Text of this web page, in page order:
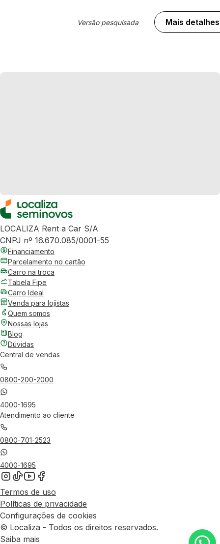
Versão pesquisada Mais detalhes
LOCALIZA Rent a Car S/A
CNPJ nº 16.670.085/0001-55
Financiamento
Parcelamento no cartão
Carro na troca
Tabela Fipe
Carro Ideal
Venda para lojistas
Quem somos
Nossas lojas
Blog
Dúvidas
Central de vendas
0800-200-2000
4000-1695
Atendimento ao cliente
0800-701-2523
4000-1695
Termos de uso
Políticas de privacidade
Configurações de cookies
© Localiza - Todos os direitos reservados.
Saiba mais